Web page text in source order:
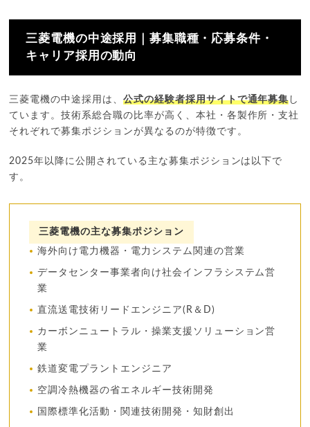
三菱電機の中途採用｜募集職種・応募条件・
キャリア採用の動向
三菱電機の中途採用は、 公式の経験者採用サイトで通年募集 し
ています。技術系総合職の比率が高く、本社・各製作所・支社
それぞれで募集ポジションが異なるのが特徴です。
2025年以降に公開されている主な募集ポジションは以下で
す。
三菱電機の主な募集ポジション
海外向け電力機器・電力システム関連の営業
データセンター事業者向け社会インフラシステム営
業
直流送電技術リードエンジニア(R＆D)
カーボンニュートラル・操業支援ソリューション営
業
鉄道変電プラントエンジニア
空調冷熱機器の省エネルギー技術開発
国際標準化活動・関連技術開発・知財創出